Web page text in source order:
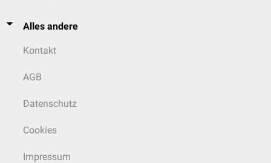
Alles andere
Kontakt
AGB
Datenschutz
Cookies
Impressum